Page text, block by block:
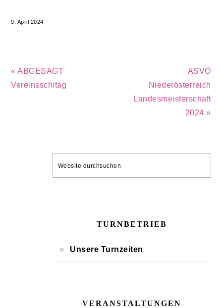
9. April 2024
Vorheriger
Beitrag:
« ABGESAGT
Vereinsschitag
Nächster
Beitrag:
ASVÖ
Niederösterreich
Landesmeisterschaft
2024 »
SEITENSPALTE
Website
durchsuchen
TURNBETRIEB
Unsere Turnzeiten
VERANSTALTUNGEN